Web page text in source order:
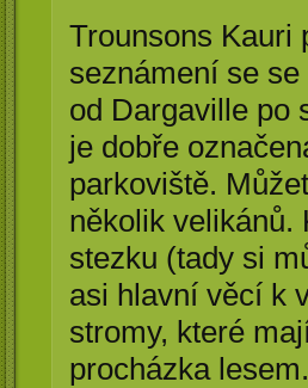
Trounsons Kauri
seznámení se
od Dargaville po
je dobře
parkoviště.
několik velikánů.
stezku (tady si
asi hlavní věcí k
stromy, které
procházka lesem.